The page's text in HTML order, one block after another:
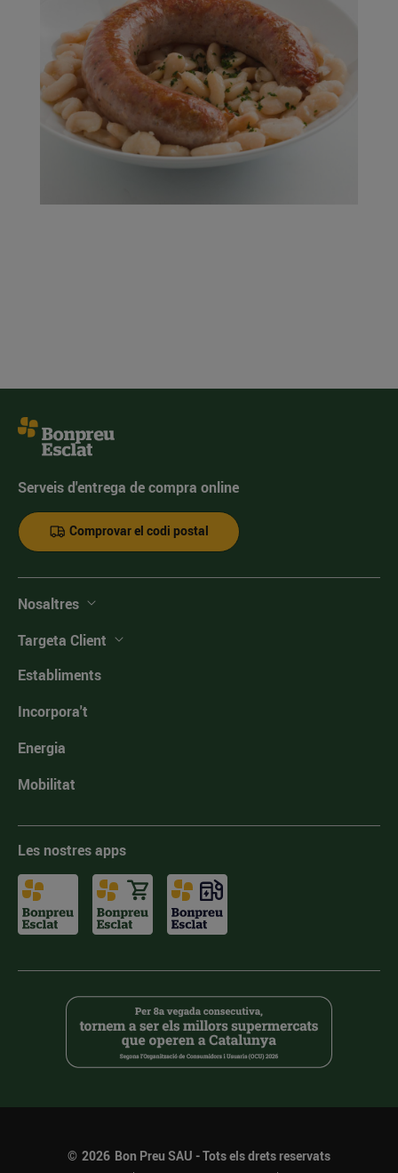
Serveis d'entrega de compra online
Comprovar el codi postal
Nosaltres
Targeta Client
Establiments
Incorpora't
Energia
Mobilitat
Les nostres apps
© 2026 Bon Preu SAU - Tots els drets reservats